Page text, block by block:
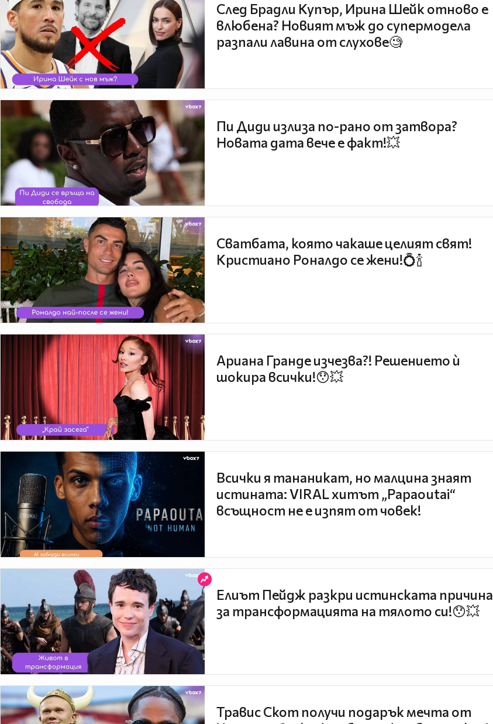
След Брадли Купър, Ирина Шейк отново е
влюбена? Новият мъж до супермодела
разпали лавина от слухове🧐
Пи Диди излиза по-рано от затвора?
Новата дата вече е факт!💥
Сватбата, която чакаше целият свят!
Кристиано Роналдо се жени!💍🍾
Ариана Гранде изчезва?! Решението ѝ
шокира всички!😯💥
Всички я тананикат, но малцина знаят
истината: VIRAL хитът „Papaoutai“
всъщност не е изпят от човек!
Елиът Пейдж разкри истинската причина
за трансформацията на тялото си!😯💥
Травис Скот получи подарък мечта от